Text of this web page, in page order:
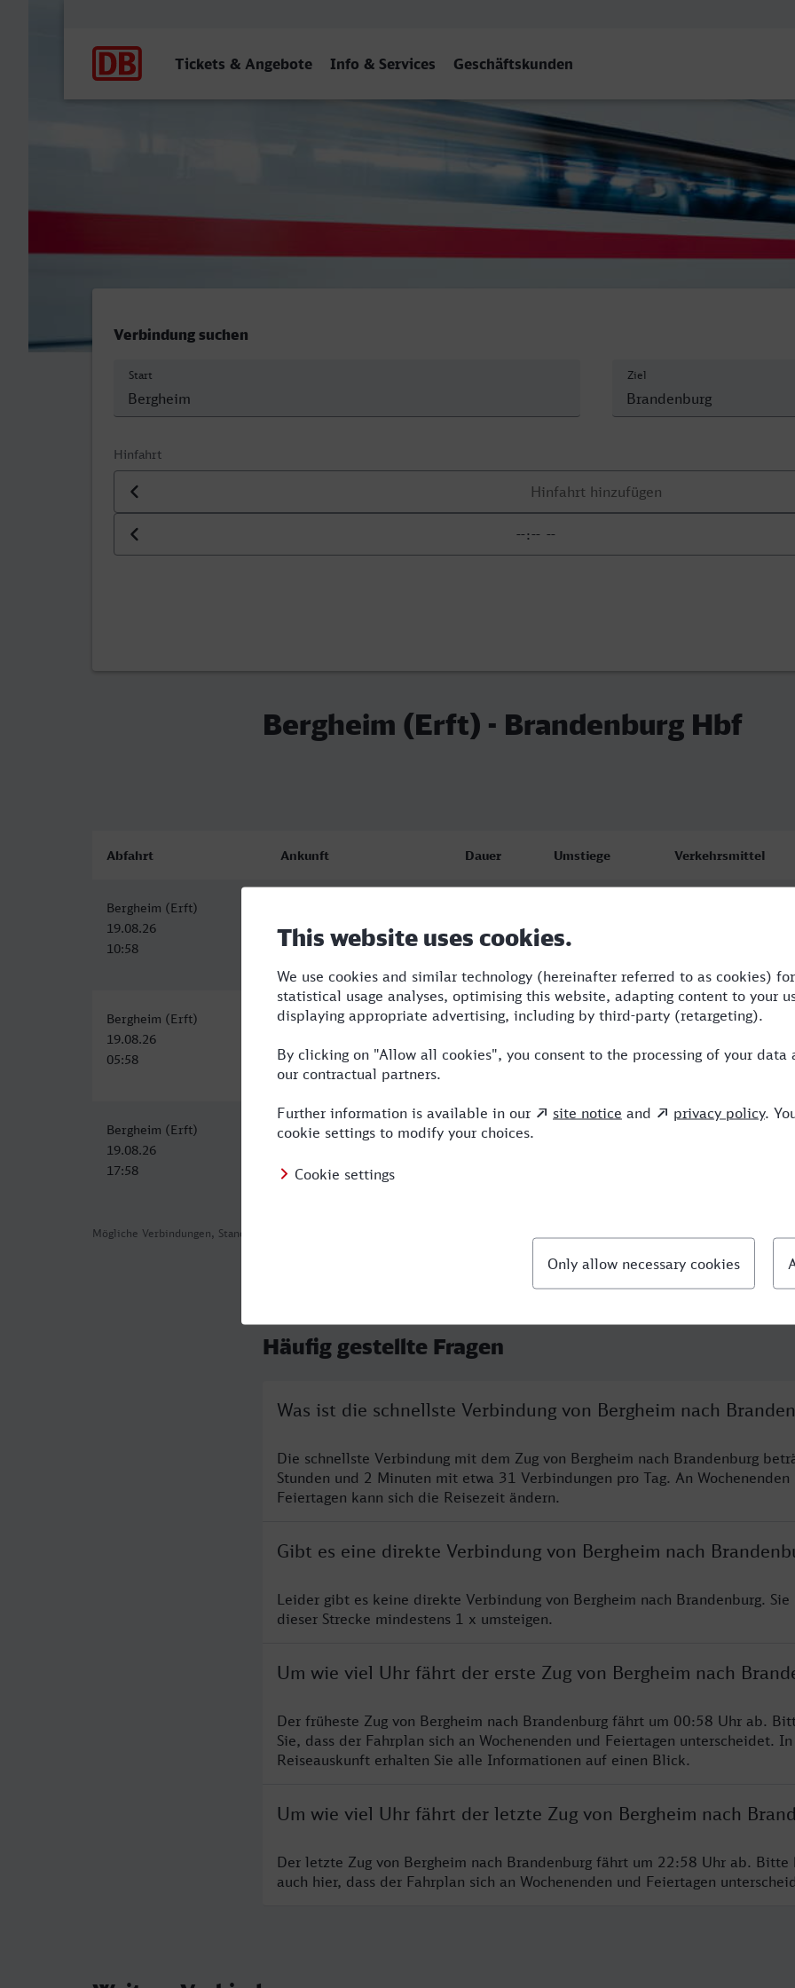
Tickets & Angebote Info & Services Geschäftskunden
Bergheim (Erft) - Brandenburg Hbf
Verbindung suchen
Start Ziel
Hinfahrt
Datum der Hinfahrt
Uhrzeit der Hinfahrt
Bergheim (Erft) - Brandenburg Hbf
Mögliche Verbindungen, Stand: 2026-08-05 05:29
Abfahrt Ankunft Dauer Umstiege Verkehrsmittel
Bergheim (Erft)
19.08.26
10:58
19.08.26
18:00
Bergheim (Erft)
19.08.26
05:58
Brandenburg Hbf
13:50
7:52 4 RB,RE,OE,ICE
Bergheim (Erft)
19.08.26
17:58
Brandenburg Hbf
05:02
11:04
Häufig gestellte Fragen
Was ist die schnellste Verbindung von Bergheim nach
Die schnellste Verbindung mit dem Zug von Bergheim nach Brandenburg
Stunden und 2 Minuten mit etwa 31 Verbindungen pro Tag. An Wochenenden
Feiertagen kann sich die Reisezeit ändern.
Gibt es eine direkte Verbindung von Bergheim nach
Leider gibt es keine direkte Verbindung von Bergheim nach Brandenburg. Sie
dieser Strecke mindestens 1 x umsteigen.
Um wie viel Uhr fährt der erste Zug von Bergheim nach
Der früheste Zug von Bergheim nach Brandenburg fährt um 00:58 Uhr ab.
Sie, dass der Fahrplan sich an Wochenenden und Feiertagen unterscheidet.
Reiseauskunft erhalten Sie alle Informationen auf einen Blick.
Um wie viel Uhr fährt der letzte Zug von Bergheim nach
Der letzte Zug von Bergheim nach Brandenburg fährt um 22:58 Uhr ab. Bitte
auch hier, dass der Fahrplan sich an Wochenenden und Feiertagen